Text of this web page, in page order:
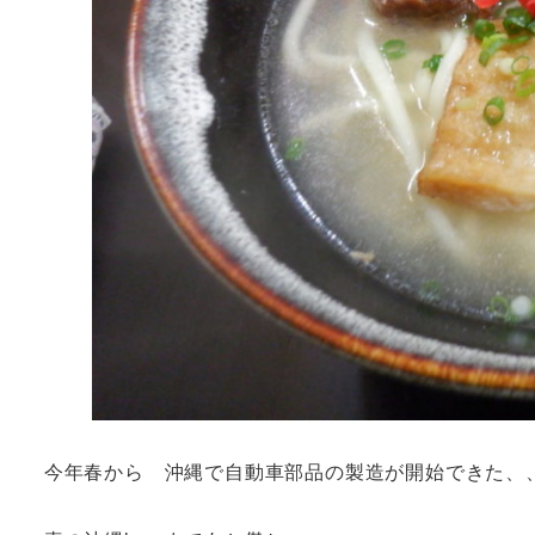
今年春から 沖縄で自動車部品の製造が開始できた